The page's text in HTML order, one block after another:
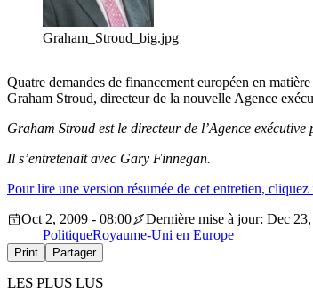
Graham_Stroud_big.jpg
Quatre demandes de financement européen en
Graham Stroud, directeur de la nouvelle Agence
Graham Stroud est le directeur de l’Agence exécutive
Il s’entretenait avec Gary Finnegan.
Pour lire une version résumée de cet entretien, cliquez
Oct 2, 2009 - 08:00
Dernière mise à jour: Dec
PolitiqueRoyaume-Uni en Europe
Print Partager
LES PLUS LUS